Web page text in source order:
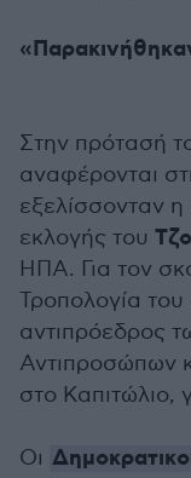
Στην πρότασή
αναφέρονται
εξελίσσονταν η
εκλογής του
ΗΠΑ. Για τον
Τροπολογία
αντιπρόεδρος
Αντιπροσώπων
στο Καπιτώλιο,
Οι